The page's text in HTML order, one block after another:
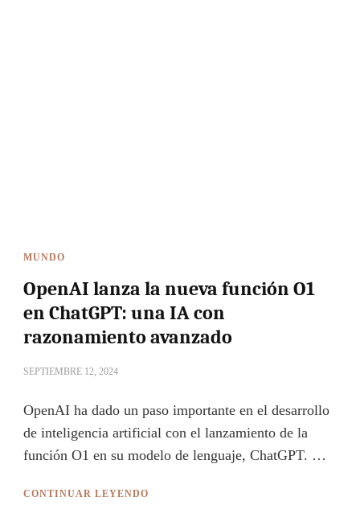
MUNDO
OpenAI lanza la nueva función O1
en ChatGPT: una IA con
razonamiento avanzado
SEPTIEMBRE 12, 2024
OpenAI ha dado un paso importante en el desarrollo
de inteligencia artificial con el lanzamiento de la
función O1 en su modelo de lenguaje, ChatGPT. …
CONTINUAR LEYENDO